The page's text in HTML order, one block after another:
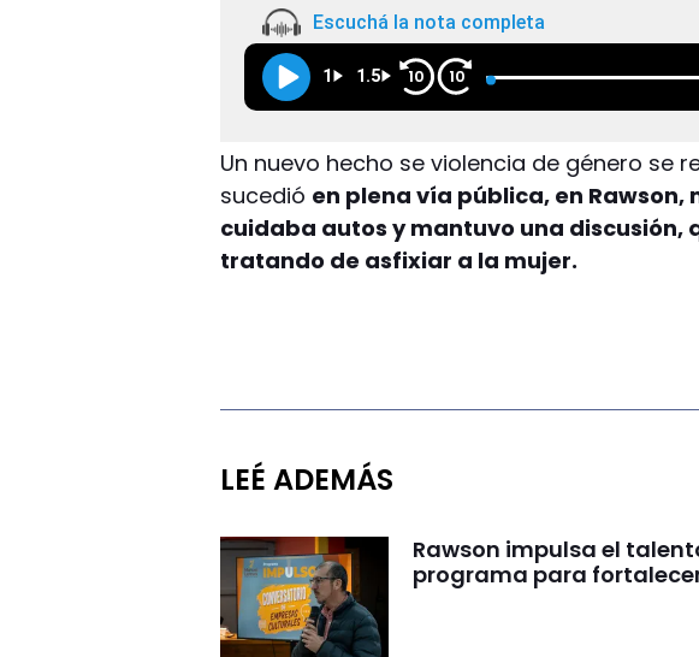
Escuchá la nota completa
1 1.5 10 10
Un nuevo hecho se violencia de género se
sucedió en plena vía pública, en
cuidaba autos y mantuvo una discusión,
tratando de asfixiar a la mujer.
LEÉ ADEMÁS
Rawson impulsa el
programa para